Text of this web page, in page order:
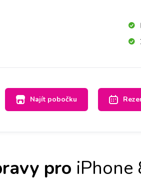
Reproduktor pak
Najít pobočku
pro iPhone